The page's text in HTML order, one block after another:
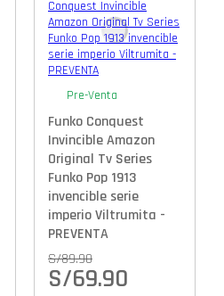
Pre-Venta
Funko Conquest
Invincible Amazon
Original Tv Series
Funko Pop 1913
invencible serie
imperio Viltrumita -
PREVENTA
S/89.90
S/69.90